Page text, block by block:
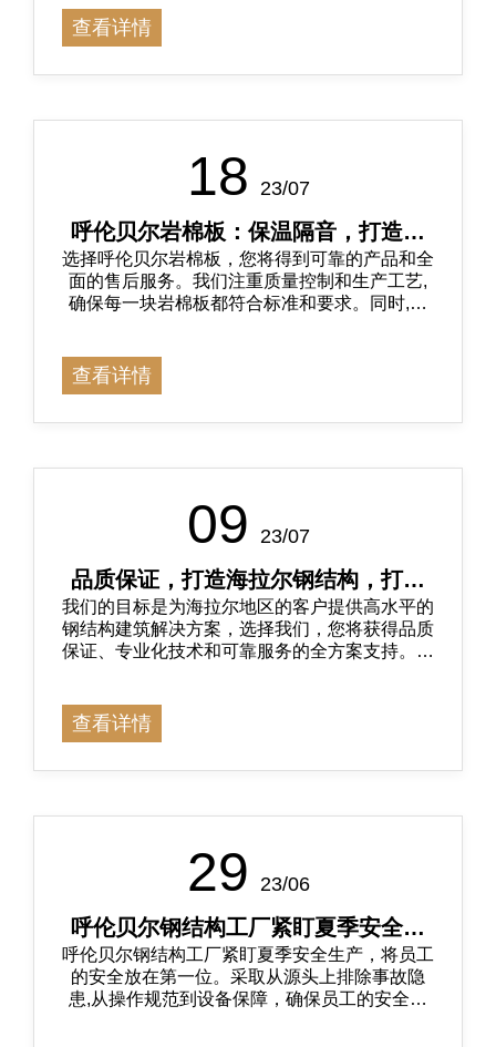
查看详情
18 23/07
呼伦贝尔岩棉板：保温隔音，打造舒
适宜居环境
选择呼伦贝尔岩棉板，您将得到可靠的产品和全
面的售后服务。我们注重质量控制和生产工艺,
确保每一块岩棉板都符合标准和要求。同时,我
查看详情
09 23/07
品质保证，打造海拉尔钢结构，打造
建筑新时代
我们的目标是为海拉尔地区的客户提供高水平的
钢结构建筑解决方案，选择我们，您将获得品质
保证、专业化技术和可靠服务的全方案支持。满
查看详情
29 23/06
呼伦贝尔钢结构工厂紧盯夏季安全生
产
呼伦贝尔钢结构工厂紧盯夏季安全生产，将员工
的安全放在第一位。采取从源头上排除事故隐
患,从操作规范到设备保障，确保员工的安全和